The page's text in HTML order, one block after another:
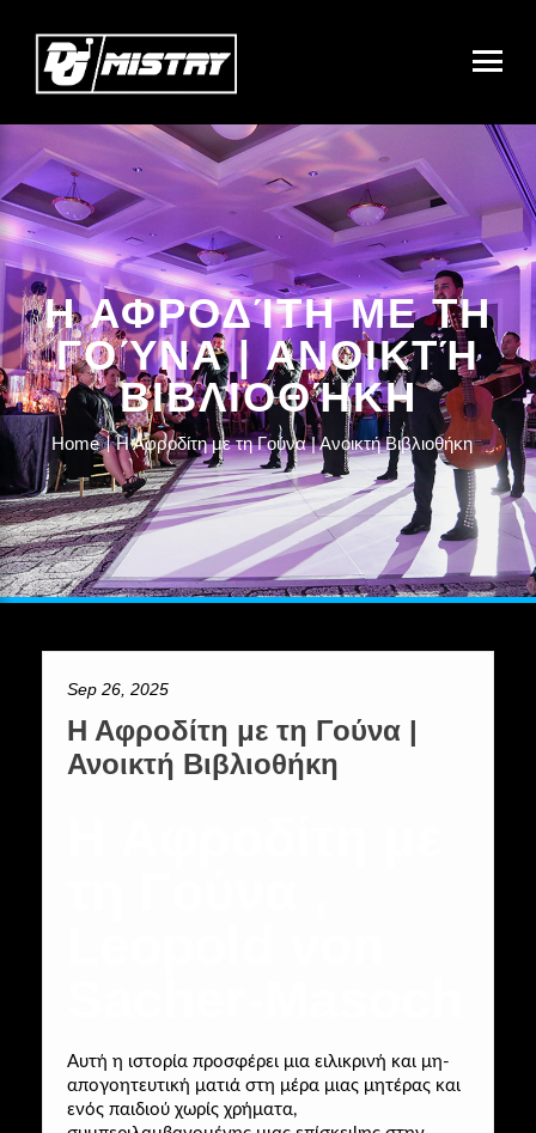
Η ΑΦΡΟΔΊΤΗ ΜΕ ΤΗ
ΓΟΎΝΑ | ΑΝΟΙΚΤΉ
ΒΙΒΛΙΟΘΉΚΗ
Home Η Αφροδίτη με τη Γούνα | Ανοικτή Βιβλιοθήκη
Sep 26, 2025
Η Αφροδίτη με τη Γούνα |
Ανοικτή Βιβλιοθήκη
Αυτή η ιστορία προσφέρει μια ειλικρινή και μη-
απογοητευτική ματιά στη μέρα μιας μητέρας και
ενός παιδιού χωρίς χρήματα,